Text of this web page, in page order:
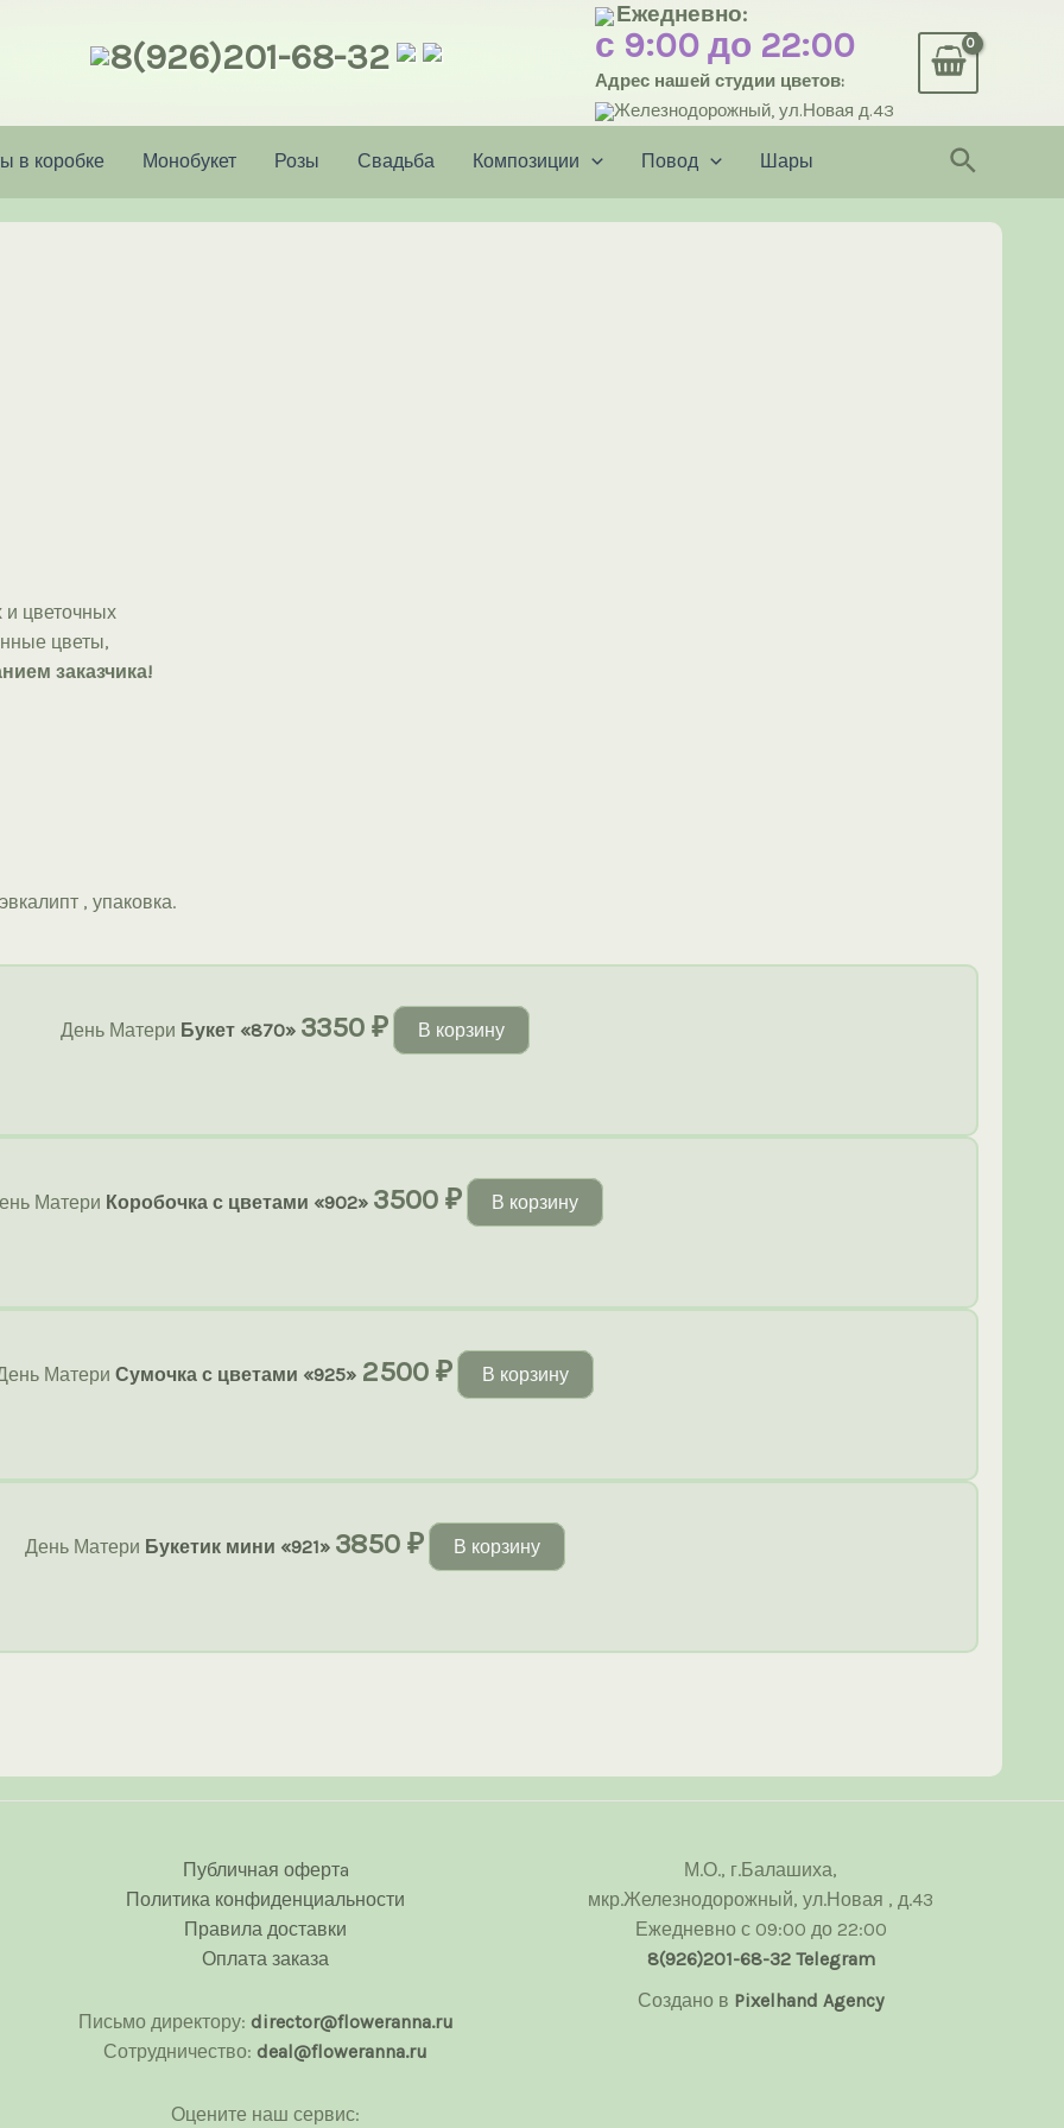
8(926)201-68-32
Ежедневно:
с 9:00 до 22:00
Адрес нашей студии цветов:
Железнодорожный, ул.Новая д.43
в коробке Монобукет Розы Свадьба Композиции Повод Шары Поиск
цветочных
цветы,
заказчика!
, упаковка.
День Матери Букет «870» 3350 ₽ В корзину
Матери Коробочка с цветами «902» 3500 ₽ В корзину
Матери Сумочка с цветами «925» 2500 ₽ В корзину
День Матери Букетик мини «921» 3850 ₽ В корзину
Публичная офертa
Политика конфиденциальности
Правила доставки
Оплата заказа
Письмо директору: director@floweranna.ru
Сотрудничество:deal@floweranna.ru
Оцените наш сервис:
М.О., г.Балашиха,
мкр.Железнодорожный, ул.Новая , д.43
Ежедневно с 09:00 до 22:00
8(926)201-68-32 Telegram
Создано в Pixelhand Agency